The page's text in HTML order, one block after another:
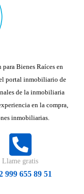
Bienes Raíces en
portal inmobiliario de
de la inmobiliaria
en la compra,
inmobiliarias.
Llame gratis
999 655 89 51